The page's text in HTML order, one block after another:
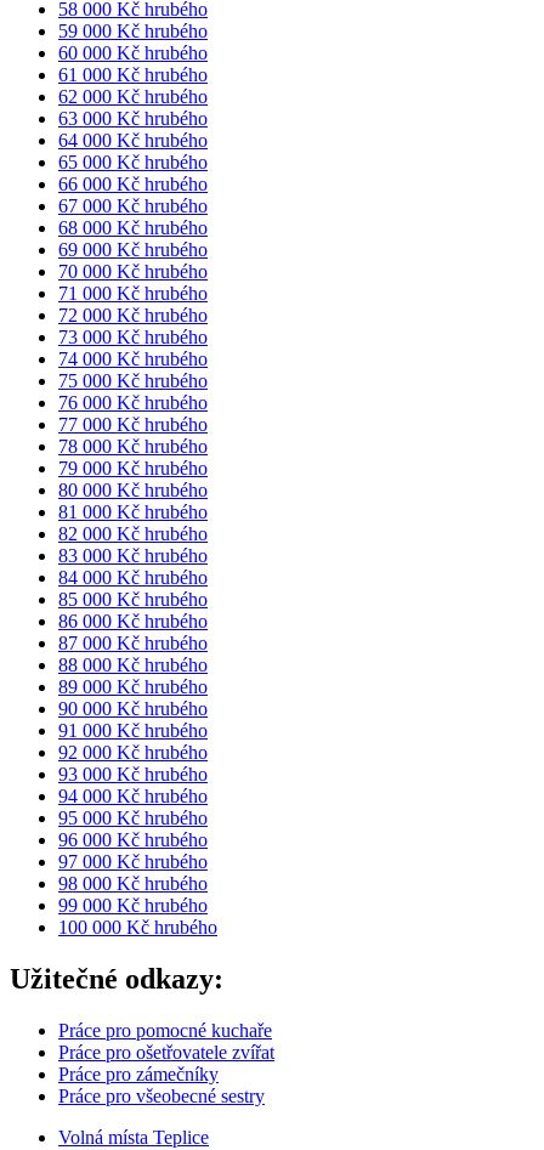
58 000 Kč hrubého
59 000 Kč hrubého
60 000 Kč hrubého
61 000 Kč hrubého
62 000 Kč hrubého
63 000 Kč hrubého
64 000 Kč hrubého
65 000 Kč hrubého
66 000 Kč hrubého
67 000 Kč hrubého
68 000 Kč hrubého
69 000 Kč hrubého
70 000 Kč hrubého
71 000 Kč hrubého
72 000 Kč hrubého
73 000 Kč hrubého
74 000 Kč hrubého
75 000 Kč hrubého
76 000 Kč hrubého
77 000 Kč hrubého
78 000 Kč hrubého
79 000 Kč hrubého
80 000 Kč hrubého
81 000 Kč hrubého
82 000 Kč hrubého
83 000 Kč hrubého
84 000 Kč hrubého
85 000 Kč hrubého
86 000 Kč hrubého
87 000 Kč hrubého
88 000 Kč hrubého
89 000 Kč hrubého
90 000 Kč hrubého
91 000 Kč hrubého
92 000 Kč hrubého
93 000 Kč hrubého
94 000 Kč hrubého
95 000 Kč hrubého
96 000 Kč hrubého
97 000 Kč hrubého
98 000 Kč hrubého
99 000 Kč hrubého
100 000 Kč hrubého
Užitečné odkazy:
Práce pro pomocné kuchaře
Práce pro ošetřovatele zvířat
Práce pro zámečníky
Práce pro všeobecné sestry
Volná místa Teplice